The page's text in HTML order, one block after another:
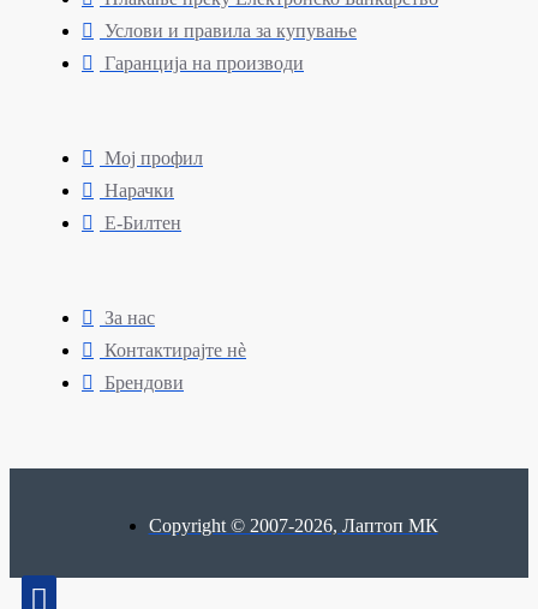
Услови и правила за купување
Гаранција на производи
Мој профил
Нарачки
Е-Билтен
За нас
Контактирајте нè
Брендови
Copyright © 2007-2026, Лаптоп МК